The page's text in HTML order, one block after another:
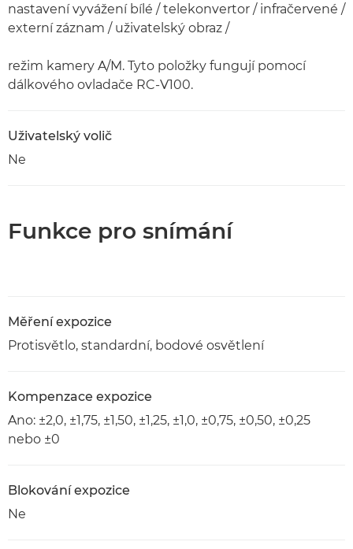
nastavení vyvážení bílé / telekonvertor / infračervené /
externí záznam / uživatelský obraz /
režim kamery A/M. Tyto položky fungují pomocí
dálkového ovladače RC-V100.
Uživatelský volič
Ne
Funkce pro snímání
Měření expozice
Protisvětlo, standardní, bodové osvětlení
Kompenzace expozice
Ano: ±2,0, ±1,75, ±1,50, ±1,25, ±1,0, ±0,75, ±0,50, ±0,25
nebo ±0
Blokování expozice
Ne